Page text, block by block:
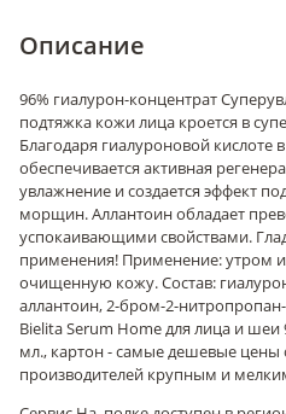
Описание
96% гиалурон-концентрат
подтяжка кожи лица кроется в
Благодаря гиалуроновой кислоте
обеспечивается активная
увлажнение и создается эффект
морщин. Аллантоин обладает
успокаивающими свойствами.
применения! Применение: утром
очищенную кожу. Состав:
аллантоин, 2-бром-2-
Bielita Serum Home для лица и шеи
мл., картон - самые дешевые цены
производителей крупным и